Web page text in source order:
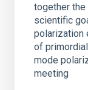
together
scientific
polarization
of
mode
meeting